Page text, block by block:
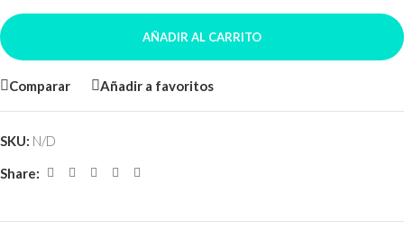
AÑADIR AL CARRITO
Comparar Añadir a favoritos
SKU: N/D
Share: